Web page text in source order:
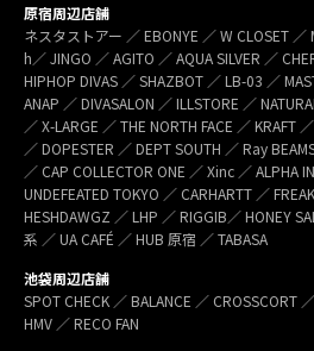
原宿周辺店舗
ネスタストアー ／ EBONYE ／ W CLOSET
h／ JINGO ／ AGITO ／ AQUA SILVER ／
HIPHOP DIVAS ／ SHAZBOT ／ LB-03 ／
ANAP ／ DIVASALON ／ ILLSTORE ／
／ X-LARGE ／ THE NORTH FACE ／ KRAFT
／ DOPESTER ／ DEPT SOUTH ／ Ray
／ CAP COLLECTOR ONE ／ Xinc ／ ALPHA
UNDEFEATED TOKYO ／ CARHARTT ／
HESHDAWGZ ／ LHP ／ RIGGIB／ HONEY
系 ／ UA CAFÉ ／ HUB 原宿 ／ TABASA
池袋周辺店舗
SPOT CHECK ／ BALANCE ／ CROSSCORT
HMV ／ RECO FAN